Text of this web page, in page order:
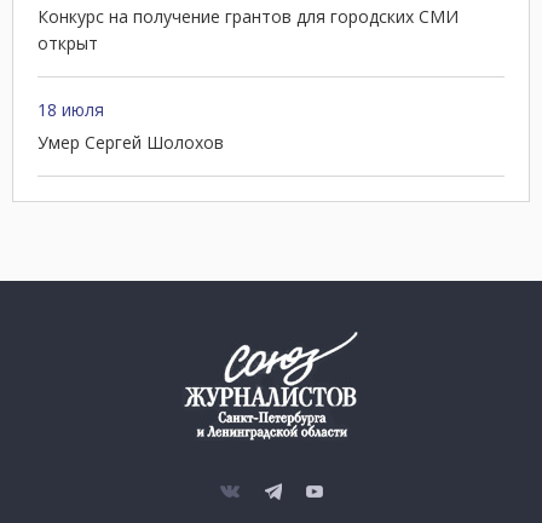
Конкурс на получение грантов для городских СМИ
открыт
18 июля
Умер Сергей Шолохов